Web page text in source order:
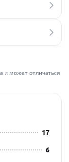
и может отличаться
17
6